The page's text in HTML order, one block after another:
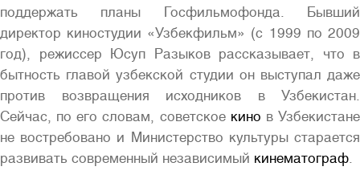
поддержать планы Госфильмофонда. Бывший
директор киностудии «Узбекфильм» (с 1999 по 2009
год), режиссер Юсуп Разыков рассказывает, что в
бытность главой узбекской студии он выступал даже
против возвращения исходников в Узбекистан.
Сейчас, по его словам, советское кино в Узбекистане
не востребовано и Министерство культуры старается
развивать современный независимый кинематограф.